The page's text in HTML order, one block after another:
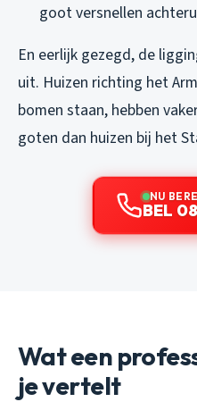
goot versnellen
En eerlijk gezegd, de
uit. Huizen richting het
bomen staan, hebben
goten dan huizen bij het
NU
BEL
Wat een
je vertelt